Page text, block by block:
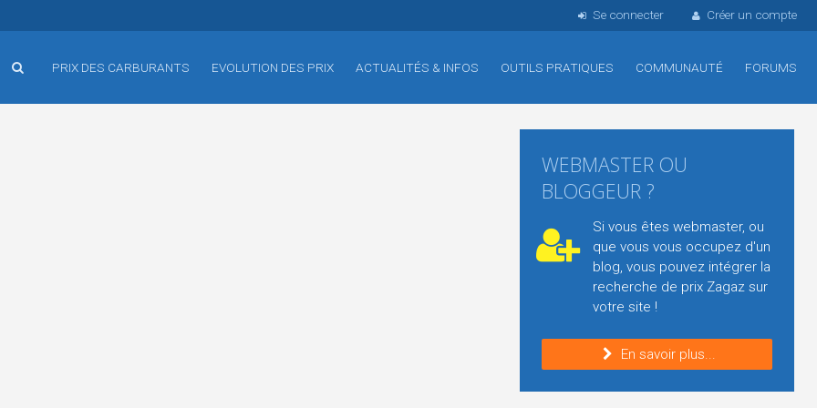
Se connecter Créer un compte
PRIX DES CARBURANTS EVOLUTION DES PRIX ACTUALITÉS & INFOS OUTILS PRATIQUES COMMUNAUTÉ FORUMS
WEBMASTER OU
BLOGGEUR ?
Si vous êtes webmaster, ou
que vous vous occupez d'un
blog, vous pouvez intégrer la
recherche de prix Zagaz sur
votre site !
En savoir plus...